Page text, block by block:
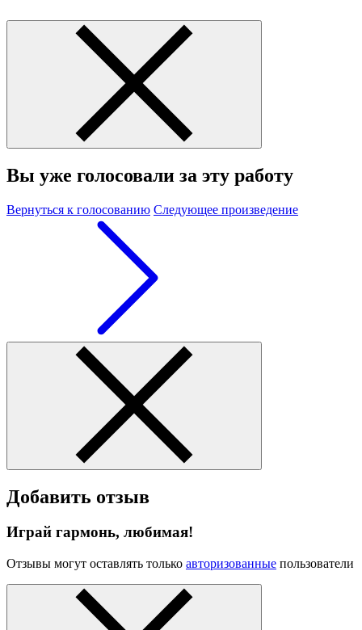
Вы уже голосовали за эту работу
Вернуться к голосованию Следующее произведение
Добавить отзыв
Играй гармонь, любимая!
Отзывы могут оставлять только авторизованные пользователи